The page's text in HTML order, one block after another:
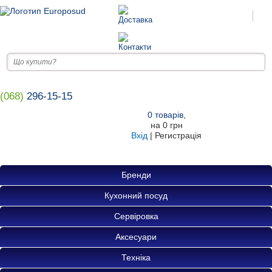
(068) 296-15-15
0товарів,
на 0 грн
Вхід | Регистрація
Бренди
Кухонний посуд
Сервіровка
Аксесуари
Техніка